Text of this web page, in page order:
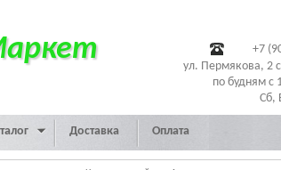
+7
ул. Пермякова, 2
по будням с
Сб,
Доставка Оплата